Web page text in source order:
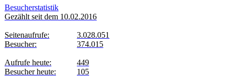
Besucherstatistik
Gezählt seit dem 10.02.2016
Seitenaufrufe:
Besucher:
Aufrufe heute:
Besucher heute:
3.028.051
374.015
449
105